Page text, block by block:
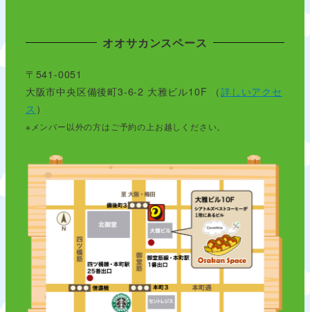
オオサカンスペース
〒541-0051
大阪市中央区備後町3-6-2 大雅ビル10F （詳しいアクセ
ス ）
※メンバー以外の方はご予約の上お越しください。